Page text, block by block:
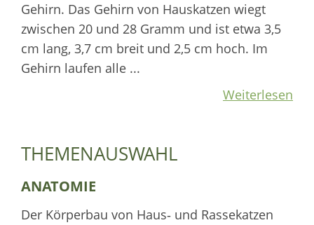
Gehirn. Das Gehirn von Hauskatzen wiegt
zwischen 20 und 28 Gramm und ist etwa 3,5
cm lang, 3,7 cm breit und 2,5 cm hoch. Im
Gehirn laufen alle ...
Weiterlesen
THEMENAUSWAHL
ANATOMIE
Der Körperbau von Haus‑ und Rassekatzen